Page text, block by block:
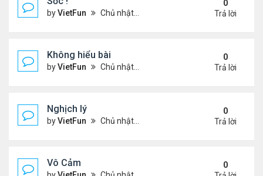
byVietFun Chủ nhật Tháng 11 14, 2021 9:05 pm
0
Trả lời
Không hiểu bài
byVietFun Chủ nhật Tháng 11 14, 2021 9:01 pm
0
Trả lời
Nghịch lý
byVietFun Chủ nhật Tháng 11 07, 2021 9:39 pm
0
Trả lời
Vô Cảm
0